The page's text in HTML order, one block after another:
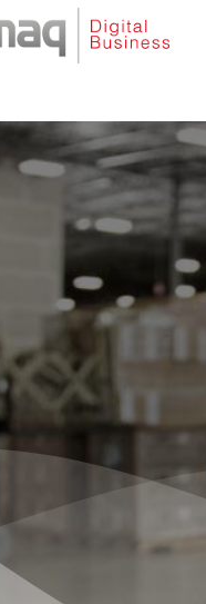
Pressione Enter para